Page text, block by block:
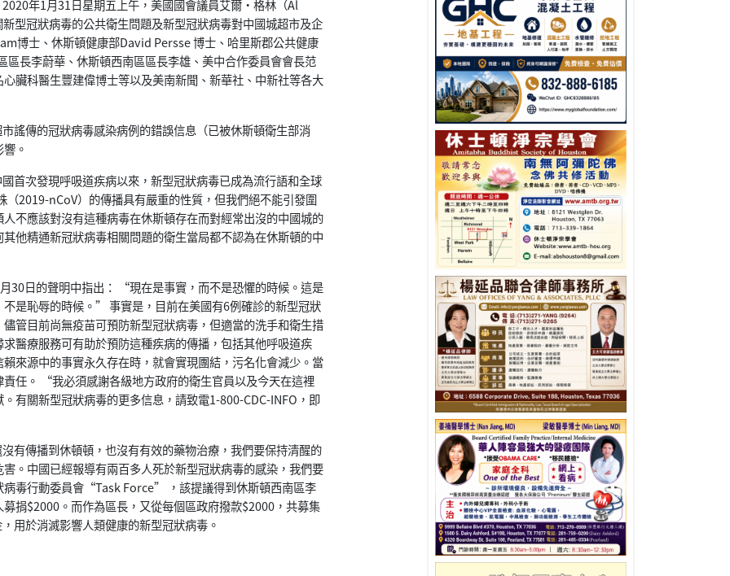
年1月31日星期五上午，美國國會議員艾爾·格林（Al
型冠狀病毒的公共衛生問題及新型冠狀病毒對中國城超市及企
博士、休斯頓健康部David Persse 博士、哈里斯郡公共健康
長李蔚華、休斯頓西南區區長李雄、美中合作委員會會長范
臟科醫生豐建偉博士等以及美南新聞、新華社、中新社等各大
傳的冠狀病毒感染病例的錯誤信息（已被休斯頓衛生部消
。
次發現呼吸道疾病以來，新型冠狀病毒已成為流行語和全球
2019-nCoV）的傳播具有嚴重的性質，但我們絕不能引發圍
不應該對沒有這種病毒在休斯頓存在而對經常出沒的中國城的
他精通新冠狀病毒相關問題的衛生當局都不認為在休斯頓的中
日的聲明中指出： “現在是事實，而不是恐懼的時候。這是
是恥辱的時候。” 事實是，目前在美國有6例確診的新型冠狀
管目前尚無疫苗可預防新型冠狀病毒，但適當的洗手和衛生措
醫療服務可有助於預防這種疾病的傳播，包括其他呼吸道疾
來源中的事實永久存在時，就會實現團結，污名化會減少。當
任。 “我必須感謝各級地方政府的衛生官員以及今天在這裡
有關新型冠狀病毒的更多信息，請致電1-800-CDC-INFO，即
傳播到休頓頓，也沒有有效的藥物治療，我們要保持清醒的
。中國已經報導有兩百多人死於新型冠狀病毒的感染，我們要
毒行動委員會“Task Force” ，該提議得到休斯頓西南區李
捐$2000。而作為區長，又從每個區政府撥款$2000，共募集
用於消滅影響人類健康的新型冠狀病毒。